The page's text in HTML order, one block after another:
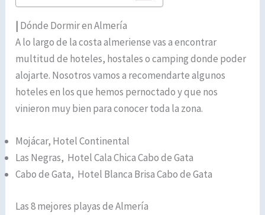
| Dónde Dormir en Almería
A lo largo de la costa almeriense vas a encontrar
multitud de hoteles, hostales o camping donde poder
alojarte. Nosotros vamos a recomendarte algunos
hoteles en los que hemos pernoctado y que nos
vinieron muy bien para conocer toda la zona.
Mojácar, Hotel Continental
Las Negras, Hotel Cala Chica Cabo de Gata
Cabo de Gata, Hotel Blanca Brisa Cabo de Gata
Las 8 mejores playas de Almería